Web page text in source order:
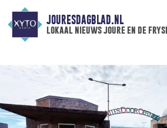
JOURESDAGBLAD.NL
lokaal nieuws joure en de